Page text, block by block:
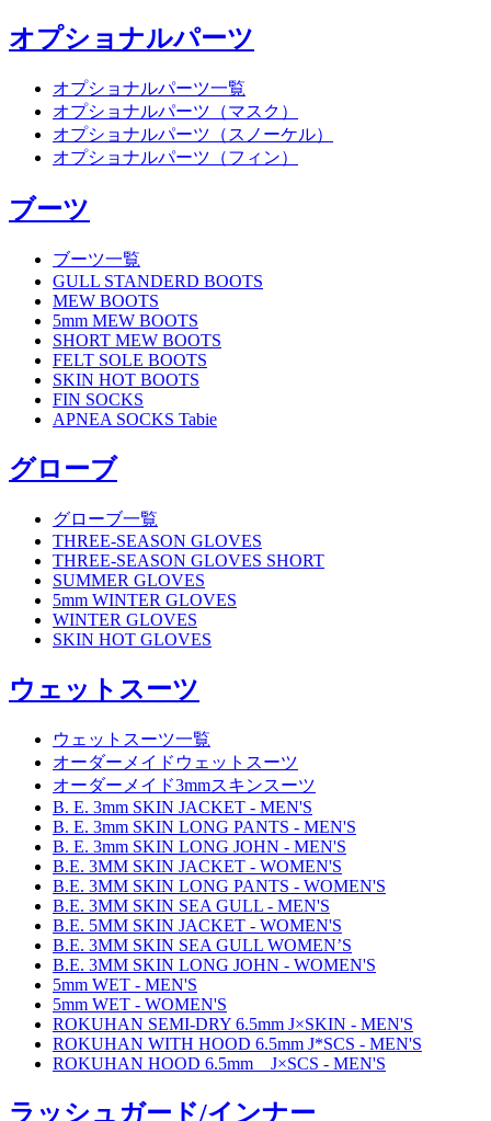
オプショナルパーツ
オプショナルパーツ一覧
オプショナルパーツ（マスク）
オプショナルパーツ（スノーケル）
オプショナルパーツ（フィン）
ブーツ
ブーツ一覧
GULL STANDERD BOOTS
MEW BOOTS
5mm MEW BOOTS
SHORT MEW BOOTS
FELT SOLE BOOTS
SKIN HOT BOOTS
FIN SOCKS
APNEA SOCKS Tabie
グローブ
グローブ一覧
THREE-SEASON GLOVES
THREE-SEASON GLOVES SHORT
SUMMER GLOVES
5mm WINTER GLOVES
WINTER GLOVES
SKIN HOT GLOVES
ウェットスーツ
ウェットスーツ一覧
オーダーメイドウェットスーツ
オーダーメイド3mmスキンスーツ
B. E. 3mm SKIN JACKET - MEN'S
B. E. 3mm SKIN LONG PANTS - MEN'S
B. E. 3mm SKIN LONG JOHN - MEN'S
B.E. 3MM SKIN JACKET - WOMEN'S
B.E. 3MM SKIN LONG PANTS - WOMEN'S
B.E. 3MM SKIN SEA GULL - MEN'S
B.E. 5MM SKIN JACKET - WOMEN'S
B.E. 3MM SKIN SEA GULL WOMEN’S
B.E. 3MM SKIN LONG JOHN - WOMEN'S
5mm WET - MEN'S
5mm WET - WOMEN'S
ROKUHAN SEMI-DRY 6.5mm J×SKIN - MEN'S
ROKUHAN WITH HOOD 6.5mm J*SCS - MEN'S
ROKUHAN HOOD 6.5mm J×SCS - MEN'S
ラッシュガード/インナー